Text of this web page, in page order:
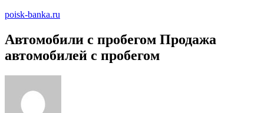
poisk-banka.ru
Автомобили с пробегом Продажа
автомобилей с пробегом